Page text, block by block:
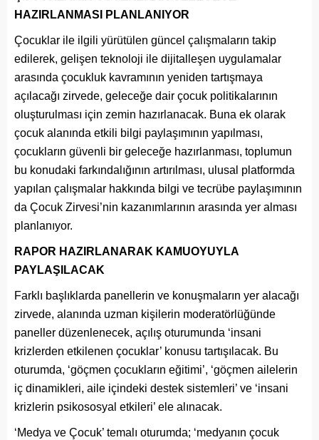
HAZIRLANMASI PLANLANIYOR
Çocuklar ile ilgili yürütülen güncel çalışmaların takip
edilerek, gelişen teknoloji ile dijitalleşen uygulamalar
arasında çocukluk kavramının yeniden tartışmaya
açılacağı zirvede, geleceğe dair çocuk politikalarının
oluşturulması için zemin hazırlanacak. Buna ek olarak
çocuk alanında etkili bilgi paylaşımının yapılması,
çocukların güvenli bir geleceğe hazırlanması, toplumun
bu konudaki farkındalığının artırılması, ulusal platformda
yapılan çalışmalar hakkında bilgi ve tecrübe paylaşımının
da Çocuk Zirvesi’nin kazanımlarının arasında yer alması
planlanıyor.
RAPOR HAZIRLANARAK KAMUOYUYLA
PAYLAŞILACAK
Farklı başlıklarda panellerin ve konuşmaların yer alacağı
zirvede, alanında uzman kişilerin moderatörlüğünde
paneller düzenlenecek, açılış oturumunda ‘insani
krizlerden etkilenen çocuklar’ konusu tartışılacak. Bu
oturumda, ‘göçmen çocukların eğitimi’, ‘göçmen ailelerin
iç dinamikleri, aile içindeki destek sistemleri’ ve ‘insani
krizlerin psikososyal etkileri’ ele alınacak.
‘Medya ve Çocuk’ temalı oturumda; ‘medyanın çocuk